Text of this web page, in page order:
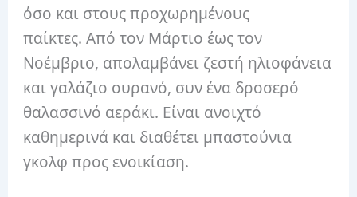
όσο και στους προχωρημένους
παίκτες. Από τον Μάρτιο έως τον
Νοέμβριο, απολαμβάνει ζεστή ηλιοφάνεια
και γαλάζιο ουρανό, συν ένα δροσερό
θαλασσινό αεράκι. Είναι ανοιχτό
καθημερινά και διαθέτει μπαστούνια
γκολφ προς ενοικίαση.